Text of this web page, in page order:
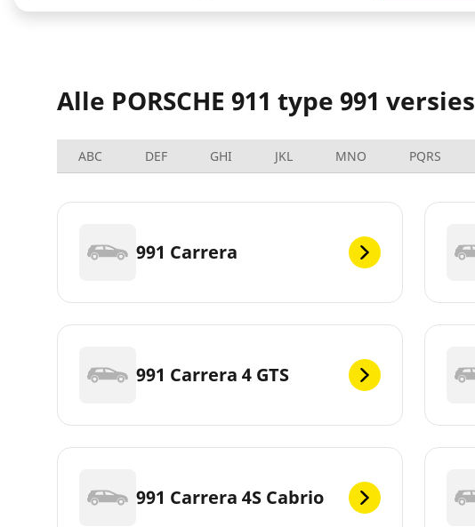
Alle PORSCHE 911 type 991 versies
ABC DEF GHI JKL MNO PQRS
991 Carrera
991 Carrera 4 GTS
991 Carrera 4S Cabrio